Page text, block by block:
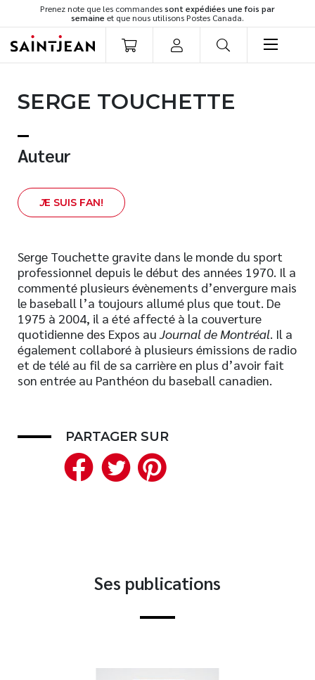
Prenez note que les commandessont expédiées une fois par
semaine et que nous utilisons Postes Canada.
Romans
Développement personnel
Spiritualité
Famille
Témoignages
Vie pratique
Finances
Nouveautés
Numérique
Livres audio
AUTEURS
À PROPOS
SERGE TOUCHETTE
Auteur
JE SUIS FAN!
Serge Touchette gravite dans le monde du sport
professionnel depuis le début des années 1970. Il a
commenté plusieurs évènements d’envergure mais
le baseball l’a toujours allumé plus que tout. De
1975 à 2004, il a été affecté à la couverture
quotidienne des Expos au Journal de Montréal. Il a
également collaboré à plusieurs émissions de radio
et de télé au fil de sa carrière en plus d’avoir fait
son entrée au Panthéon du baseball canadien.
PARTAGER SUR
Facebook
Twitter
Ses publications